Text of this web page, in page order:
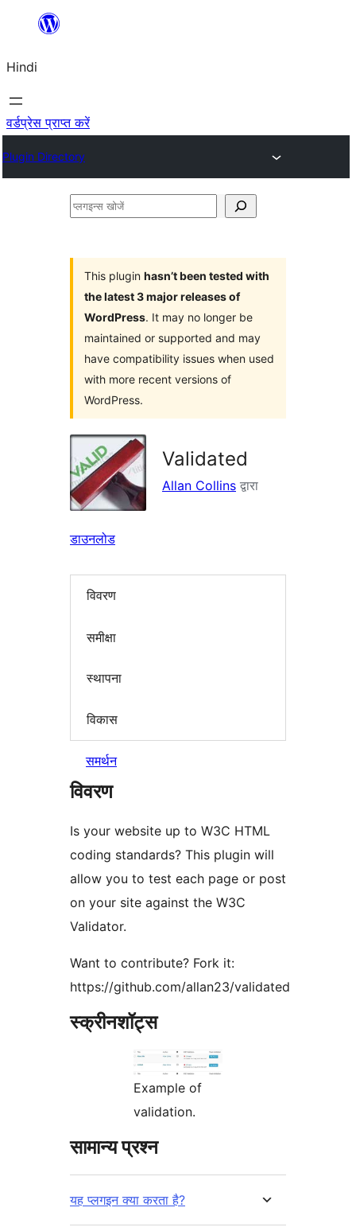
सामग्री
जाएं
Hindi
वर्डप्रेस प्राप्त करें
Plugin Directory
प्लगइन्स
This plugin hasn’t been tested with
the latest 3 major releases of
WordPress. It may no longer be
maintained or supported and may
have compatibility issues when used
with more recent versions of
WordPress.
Validated
Allan Collins द्वारा
डाउनलोड
विवरण
समीक्षा
स्थापना
विकास
समर्थन
विवरण
Is your website up to W3C HTML
coding standards? This plugin will
allow you to test each page or post
on your site against the W3C
Validator.
Want to contribute? Fork it:
https://github.com/allan23/validated
स्क्रीनशॉट्स
Example of
validation.
सामान्य प्रश्न
यह प्लगइन क्या करता है?